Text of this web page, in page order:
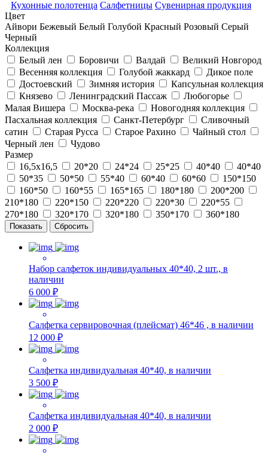
Кухонные полотенца Салфетницы Сувенирная продукция
Цвет
Айвори Бежевый Белый Голубой Красный Розовый Серый
Черный
Коллекция
Белый лен
Боровичи Валдай
Великий Новгород
Весенняя коллекция
Голубой жаккард
Дикое поле
Достоевский
Зимняя история
Капсульная коллекция
Князево
Ленинградский Пассаж
Любогорье
Малая Вишера
Москва-река
Новогодняя коллекция
Пасхальная коллекция
Санкт-Петербург
Сливочный
сатин
Старая Русса Старое Рахино
Чайный стол
Черный лен
Чудово
Размер
16,5х16,5
20*20 24*24 25*25 40*40
40*40
50*35
50*50 55*40 60*40 60*60
150*150
160*50
160*55 165*165 180*180
200*200
210*180
220*150 220*220 220*30
220*55
270*180
320*170 320*180 350*170 360*180
Набор салфеток индивидуальных 40*40, 2 шт., в
наличии
6 000 ₽
Салфетка сервировочная (плейсмат) 46*46 , в наличии
12 000 ₽
Салфетка индивидуальная 40*40, в наличии
3 500 ₽
Салфетка индивидуальная 40*40, в наличии
2 000 ₽